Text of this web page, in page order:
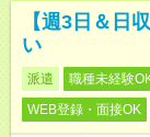
【週3日＆日
い
派遣 職種未経験
WEB登録・面接OK